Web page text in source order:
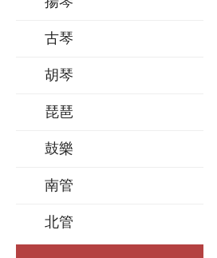
古琴
胡琴
琵琶
鼓樂
南管
北管